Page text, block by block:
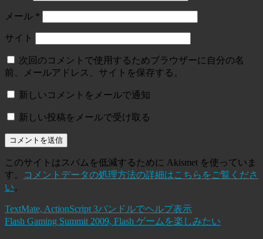
メール *
サイト
次回のコメントで使用するためブラウザーに自分の名
前、メールアドレス、サイトを保存する。
新しいコメントをメールで通知
新しい投稿をメールで受け取る
このサイトはスパムを低減するために Akismet を使っていま
す。
コメントデータの処理方法の詳細はこちらをご覧くださ
い。
TextMate, ActionScript 3バンドルでヘルプ表示
Flash Gaming Summit 2009, Flash ゲームを楽しみたい